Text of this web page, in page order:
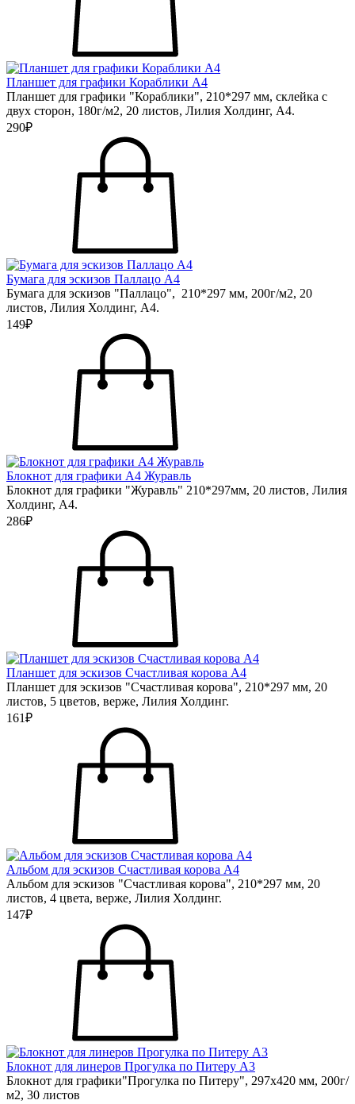
Планшет для графики Кораблики А4
Планшет для графики "Кораблики", 210*297 мм, склейка с
двух сторон, 180г/м2, 20 листов, Лилия Холдинг, А4.
290₽
Бумага для эскизов Паллацо А4
Бумага для эскизов "Паллацо", 210*297 мм, 200г/м2, 20
листов, Лилия Холдинг, А4.
149₽
Блокнот для графики А4 Журавль
Блокнот для графики "Журавль" 210*297мм, 20 листов, Лилия
Холдинг, А4.
286₽
Планшет для эскизов Счастливая корова А4
Планшет для эскизов "Счастливая корова", 210*297 мм, 20
листов, 5 цветов, верже, Лилия Холдинг.
161₽
Альбом для эскизов Счастливая корова А4
Альбом для эскизов "Счастливая корова", 210*297 мм, 20
листов, 4 цвета, верже, Лилия Холдинг.
147₽
Блокнот для линеров Прогулка по Питеру А3
Блокнот для графики"Прогулка по Питеру", 297х420 мм, 200г/
м2, 30 листов